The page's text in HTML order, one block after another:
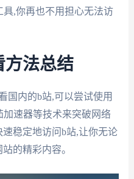
,你再也不用担心无法访
方法总结
国内的b站,可以尝试使用
加速器等技术来突破网络
稳定地访问b站,让你无论
的精彩内容。